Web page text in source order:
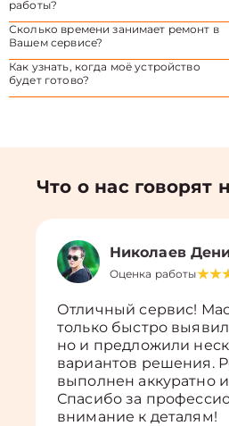
работы?
Сколько времени занимает ремонт в
Вашем сервисе?
Как узнать, когда моё устройство
будет готово?
Что о нас говорят
Николаев
Оценка работы
Отличный сервис!
только быстро
но и предложили
вариантов решения.
выполнен аккуратно
Спасибо за
внимание к деталям!